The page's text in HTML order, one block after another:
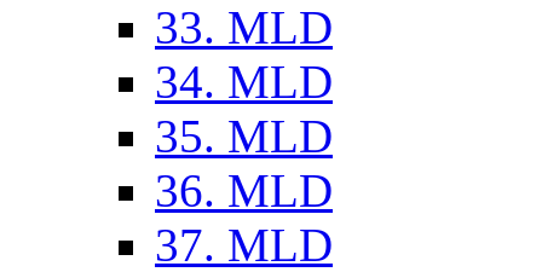
33. MLD
34. MLD
35. MLD
36. MLD
37. MLD